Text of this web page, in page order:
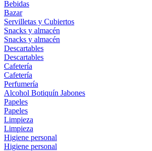
Bebidas
Bazar
Servilletas y Cubiertos
Snacks y almacén
Snacks y almacén
Descartables
Descartables
Cafetería
Cafetería
Perfumería
Alcohol Botiquín Jabones
Papeles
Papeles
Limpieza
Limpieza
Higiene personal
Higiene personal